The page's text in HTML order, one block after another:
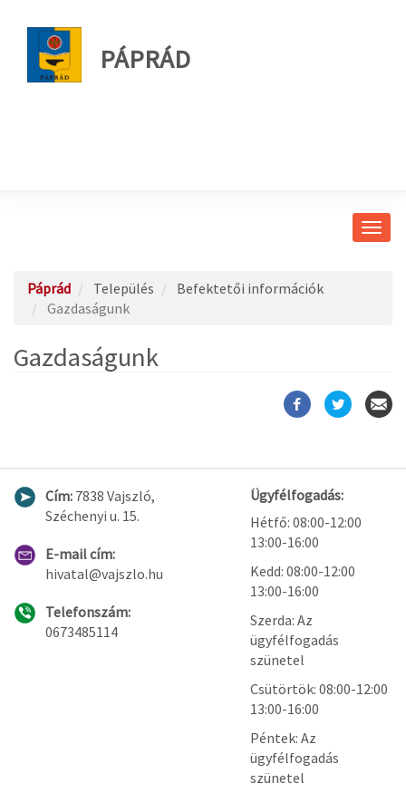
PÁPRÁD
Páprád Település
Befektetői információk
Gazdaságunk
Gazdaságunk
Cím: 7838 Vajszló,
Széchenyi u. 15.
E-mail cím:
hivatal@vajszlo.hu
Telefonszám:
0673485114
Ügyfélfogadás:
Hétfő: 08:00-12:00
13:00-16:00
Kedd: 08:00-12:00
13:00-16:00
Szerda: Az
ügyfélfogadás
szünetel
Csütörtök: 08:00-12:00
13:00-16:00
Péntek: Az
ügyfélfogadás
szünetel